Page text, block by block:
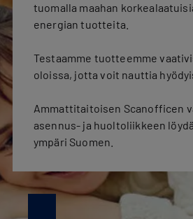
tuomalla maahan
energian tuotteita.
Testaamme tuotteemme
oloissa, jotta voit nauttia
Ammattitaitoisen Scanofficen
asennus- ja huoltoliikkeen
ympäri Suomen.